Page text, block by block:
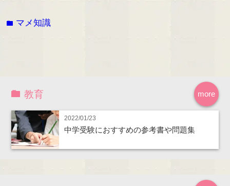
folder マメ知識
more
教育
2022/01/23
中学受験におすすめの参考書や問題集